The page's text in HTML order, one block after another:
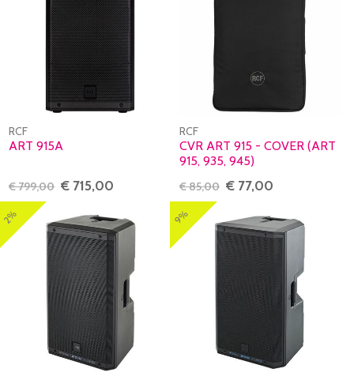
RCF
ART 915A
€ 799,00 € 715,00
RCF
CVR ART 915 - COVER (ART
915, 935, 945)
€ 85,00 € 77,00
2% 9%